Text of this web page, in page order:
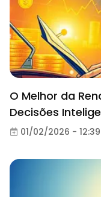
O Melhor da
Decisões
01/02/2026 - 12:39